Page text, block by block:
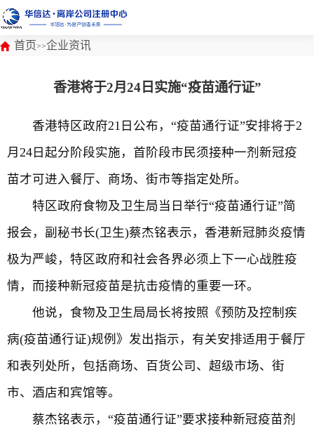
首页>>企业资讯
香港将于2月24日实施“疫苗通行证”
香港特区政府21日公布，“疫苗通行证”安排将于2
月24日起分阶段实施，首阶段市民须接种一剂新冠疫
苗才可进入餐厅、商场、街市等指定处所。
特区政府食物及卫生局当日举行“疫苗通行证”简
报会，副秘书长(卫生)蔡杰铭表示，香港新冠肺炎疫情
极为严峻，特区政府和社会各界必须上下一心战胜疫
情，而接种新冠疫苗是抗击疫情的重要一环。
他说，食物及卫生局局长将按照《预防及控制疾
病(疫苗通行证)规例》发出指示，有关安排适用于餐厅
和表列处所，包括商场、百货公司、超级市场、街
市、酒店和宾馆等。
蔡杰铭表示，“疫苗通行证”要求接种新冠疫苗剂